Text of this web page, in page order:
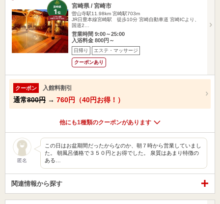
宮崎県 / 宮崎市
曽山寺駅11.98km 宮崎駅703m
JR日豊本線宮崎駅 徒歩10分 宮崎自動車道 宮崎ICより、
国道2…
営業時間 9:00～25:00
入浴料金 800円～
日帰り エステ・マッサージ
クーポンあり
クーポン 入館料割引
通常800円 → 760円（40円お得！）
他にも1種類のクーポンがあります
匿名
この日はお盆期間だったからなのか、朝７時から営業していまし
た。 朝風呂価格で３５０円とお得でした。 泉質はあまり特徴の
ある…
関連情報から探す